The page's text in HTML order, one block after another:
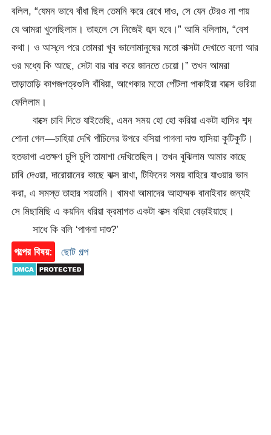
বলিল, “যেমন ভাবে বাঁধা ছিল তেমনি করে রেখে দাও, সে যেন টেরও না পায়
যে আমরা খুলেছিলাম। তাহলে সে নিজেই জব্দ হবে।” আমি বলিলাম, “বেশ
কথা। ও আস্‌লে পরে তোমরা খুব ভালোমানুষের মতো বাক্সটা দেখাতে বলো আর
ওর মধ্যে কি আছে, সেটা বার বার করে জানতে চেয়ো।” তখন আমরা
তাড়াতাড়ি কাগজপত্রগুলি বাঁধিয়া, আগেকার মতো পোঁটলা পাকাইয়া বাক্সে ভরিয়া
ফেলিলাম।
বাক্সে চাবি দিতে যাইতেছি, এমন সময় হো হো করিয়া একটা হাসির শব্দ
শোনা গেল—চাহিয়া দেখি পাঁচিলের উপরে বসিয়া পাগলা দাশু হাসিয়া কুটিকুটি।
হতভাগা এতক্ষণ চুপি চুপি তামাশা দেখিতেছিল। তখন বুঝিলাম আমার কাছে
চাবি দেওয়া, দারোয়ানের কাছে বাক্স রাখা, টিফিনের সময় বাহিরে যাওয়ার ভান
করা, এ সমস্ত তাহার শয়তানি। খামখা আমাদের আহাম্মক বানাইবার জন্যই
সে মিছামিছি এ কয়দিন ধরিয়া ক্রমাগত একটা বাক্স বহিয়া বেড়াইয়াছে।
সাধে কি বলি ‘পাগলা দাশু?’
গল্পের বিষয়:
ছোট গল্প